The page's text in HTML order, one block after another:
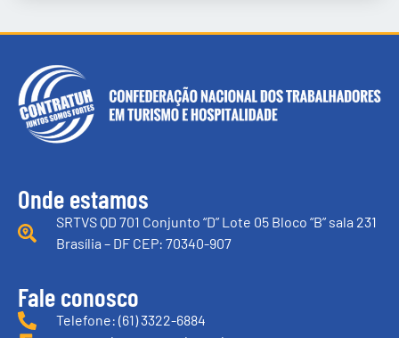
Onde estamos
SRTVS QD 701 Conjunto “D” Lote 05 Bloco “B” sala 231
Brasília – DF CEP: 70340-907
Fale conosco
Telefone: (61) 3322-6884